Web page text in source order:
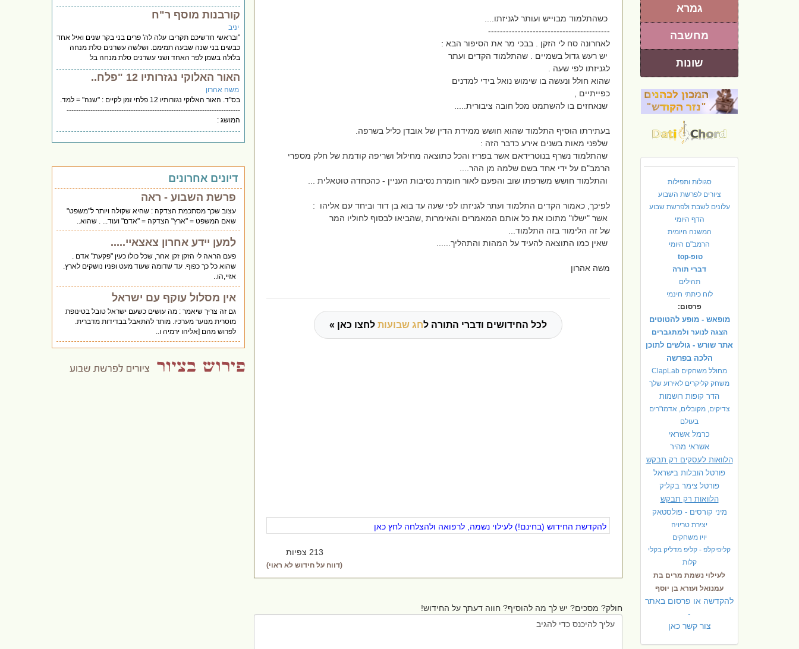
גמרא
מחשבה
שונות
סגולות ותפילות
ציורים לפרשת השבוע
עלונים לשבת ולפרשת שבוע
הדף היומי
המשנה היומית
הרמב"ם היומי
טופ-top
דברי תורה
תהילים
לוח כיתתי חינמי
פרסום:
מופאש - מופע להטוטים
הצגה לנוער ולמתגברים
אתר שורש - גולשים לתוכן
הלכה בפרשה
מחולל משחקים ClapLab
משחק קליקרים לאירוע שלך
הדר קופות רושמות
צדיקים, מקובלים, אדמו"רים
בעולם
כרמל אשראי
אשראי מהיר
הלוואות לעסקים רק תבקש
פורטל הובלות בישראל
פורטל צימר בקליק
הלוואות רק תבקש
מיני קורסים - פולסטאק
יצירת טריויה
יויו משחקים
קליפיקלפ - קליפ מדליק בקלי
קלות
לעילוי נשמת מרים בת
עמנואל ועזרא בן יוסף
להקדשה או פרסום באתר
-
צור קשר כאן
כשהתלמוד מבוייש ועותר לגניזתו....
-----------------------------------------
לאחרונה סח לי הזקן . בבכי מר את הסיפור הבא :
יש רעש גדול בשמיים . שהתלמוד הקדים ועתר
לגניזתו לפי שעה .
שהוא חולל ונעשה בו שימוש נואל בידי למדנים
כפייתיים ,
שנאחזים בו להשתמט מכל חובה ציבורית.....
בעתירתו הוסיף התלמוד שהוא חושש ממידת הדין של אובדן כליל בשרפה.
שלפני מאות בשנים אירע כדבר הזה :
שהתלמוד נשרף בנוטרידאם אשר בפריז והכל כתוצאה מחילול ושריפה קודמת של חלק מספרי
הרמב"ם על ידי אחד בשם שלמה מן ההר....
והתלמוד חושש משרפתו שוב והפעם לאור חומרת נסיבות העניין - כהכחדה טוטאלית ...
לפיכך, כאמור הקדים התלמוד ועתר לגניזתו לפי שעה עד בוא בן דוד וביחד עם אליהו :
אשר "ישלו" מתוכו את כל אותם המאמרים והאימרות ,שהביאו לבסוף לחוליו המר
של זה הלימוד בזה התלמוד...
שאין כמו התוצאה להעיד על המהות והתהליך......
משה אהרון
לכל החידושים ודברי התורה לחג שבועות לחצו כאן »
להקדשת החידוש (בחינם!) לעילוי נשמה, לרפואה ולהצלחה לחץ כאן
213 צפיות
(דווח על חידוש לא ראוי)
חולק? מסכים? יש לך מה להוסיף? חווה דעתך על החידוש!
קורבנות מוסף ר"ח
יניב
"ובראשי חדשיכם תקריבו עלה לה' פרים בני בקר שנים ואיל אחד
כבשים בני שנה שבעה תמימם. ושלשה עשרנים סלת מנחה
בלולה בשמן לפר האחד ושני עשרנים סלת מנחה בל
האור האלוקי נגזרותיו 12 "פלח..
משה אהרון
בס"ד. האור האלוקי נגזרותיו 12 פלחי זמן לקיים : "שנה" = למד.
-------------------------------------------------------------------------
המושג :
דיונים אחרונים
פרשת השבוע - ראה
עצוב שכך מסתכמת הצדקה : שהיא שקולה ויותר ל"משפט"
שאם המשפט = "ארץ" הצדקה = "אדם" ועוד... . שהוא..
למען יידע אחרון צאצאיי.....
פעם הראה לי הזקן זקן אחר, שכל כולו כעין "פקעת" אדם .
שהוא כל כך כפוף. עד שדומה שעוד מעט ופניו נושקים לארץ.
אזיי,הו..
אין מסלול עוקף עם ישראל
גם זה צריך שיאמר : מה עושים כשעם ישראל טובל בטינופת
מוסרית מנוער מערכיו. מותר להתאבל בבדידות מדברית.
לפרוש מהם [אליהו ירמיה ו..